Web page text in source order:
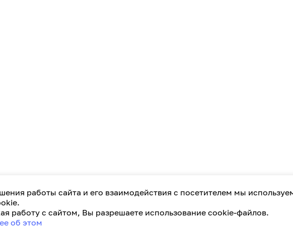
работы сайта и его взаимодействия с посетителем мы
работу с сайтом, Вы разрешаете использование cookie-файлов.
об этом